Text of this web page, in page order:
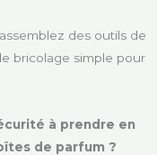
des outils de
bricolage simple pour
à prendre en
de parfum ?